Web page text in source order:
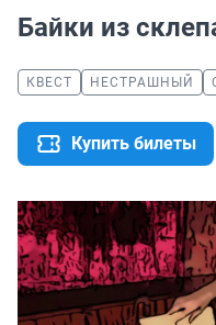
Байки из
КВЕСТ НЕСТРАШНЫЙ
Купить билеты